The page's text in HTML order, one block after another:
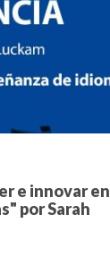
e innovar en
por Sarah